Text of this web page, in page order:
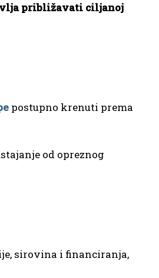
približavati ciljanoj
postupno krenuti prema
od opreznog
sirovina i financiranja,